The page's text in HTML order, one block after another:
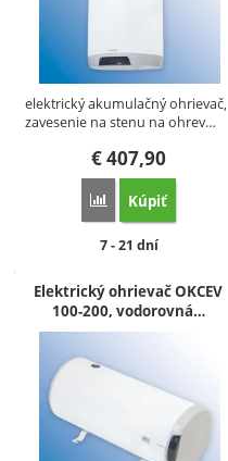
elektrický akumulačný ohrievač,
zavesenie na stenu na ohrev…
€407,90
Porovnať
Kúpiť
Dostupnosť:
7 - 21 dní
Elektrický ohrievač OKCEV
100-200, vodorovná…